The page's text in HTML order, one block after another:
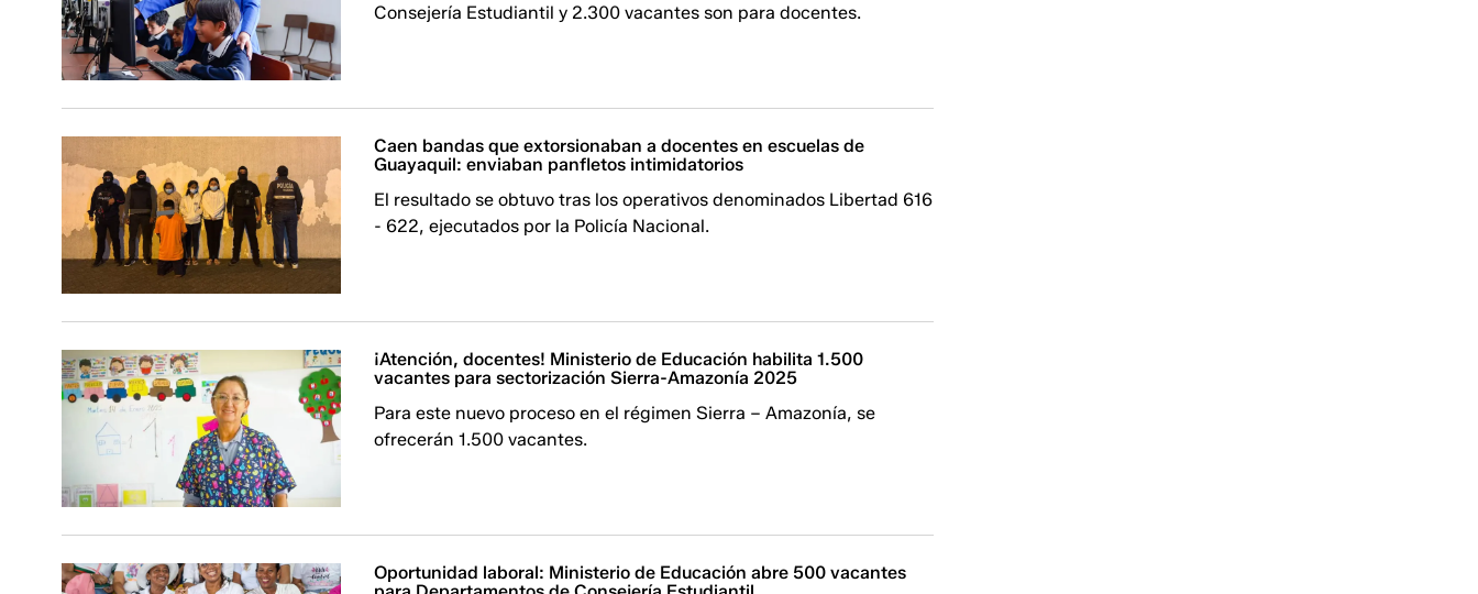
Consejería Estudiantil y 2.300 vacantes son para docentes.
Caen bandas que extorsionaban a docentes en escuelas de
Guayaquil: enviaban panfletos intimidatorios
El resultado se obtuvo tras los operativos denominados Libertad 616
- 622, ejecutados por la Policía Nacional.
¡Atención, docentes! Ministerio de Educación habilita 1.500
vacantes para sectorización Sierra-Amazonía 2025
Para este nuevo proceso en el régimen Sierra – Amazonía, se
ofrecerán 1.500 vacantes.
Oportunidad laboral: Ministerio de Educación abre 500 vacantes